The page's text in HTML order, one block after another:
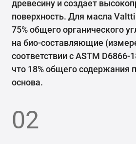
древесину и создает
поверхность. Для масла Valtti
75% общего органического
на био-составляющие
соответствии с ASTM D6866-
что 18% общего содержания
основа.
02